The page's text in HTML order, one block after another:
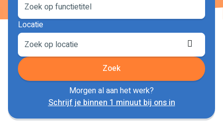
Locatie
Zoek
Morgen al aan het werk?
Schrijf je binnen 1 minuut bij ons in